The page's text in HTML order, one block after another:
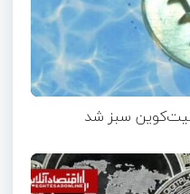
/ بیت‌کوین سبز شد